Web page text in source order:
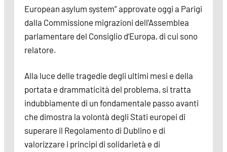
European asylum system” approvate oggi a Parigi
dalla Commissione migrazioni dell’Assemblea
parlamentare del Consiglio d’Europa, di cui sono
relatore.
Alla luce delle tragedie degli ultimi mesi e della
portata e drammaticità del problema, si tratta
indubbiamente di un fondamentale passo avanti
che dimostra la volontà degli Stati europei di
superare il Regolamento di Dublino e di
valorizzare i principi di solidarietà e di